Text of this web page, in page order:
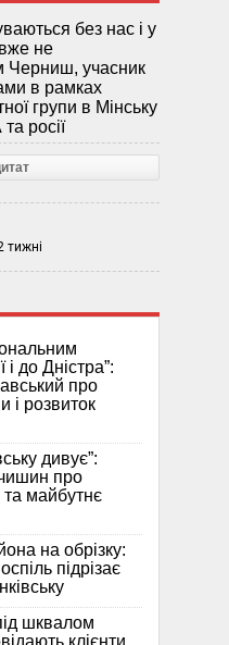
без нас і у
не
Черниш, учасник
в рамках
групи в Мінську
росії
тижні
до Дністра”:
про
і розвиток
дивує”:
про
майбутнє
на обрізку:
підрізає
шквалом